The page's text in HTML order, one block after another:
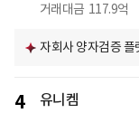
거래대금 117.9억
자회사 양자검증 플
4 유니켐